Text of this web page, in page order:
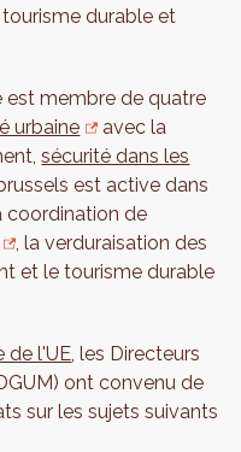
tourisme durable et
est membre de quatre
urbaine
avec la
sécurité dans les
est active dans
coordination de
, la verduraisation des
et le tourisme durable
de l'UE , les Directeurs
ont convenu de
sur les sujets suivants